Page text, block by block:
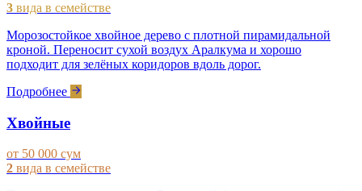
3 вида в семействе
Морозостойкое хвойное дерево с плотной пирамидальной
кроной. Переносит сухой воздух Аралкума и хорошо
подходит для зелёных коридоров вдоль дорог.
Подробнее
Хвойные
от 50 000 сум
2 вида в семействе